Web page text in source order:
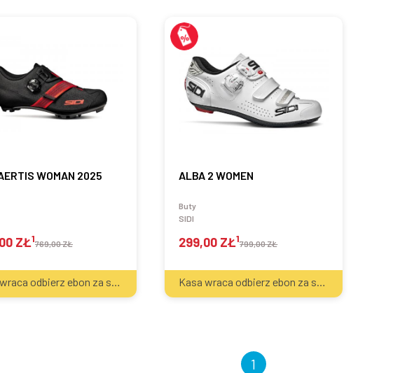
WOMAN 2025
ZŁ1769,00 ZŁ
Kasa wraca odbierz ebon za sprzęt
ALBA 2 WOMEN
Buty
SIDI
299,00 ZŁ1799,00 ZŁ
Kasa wraca odbierz ebon za sprzęt
1